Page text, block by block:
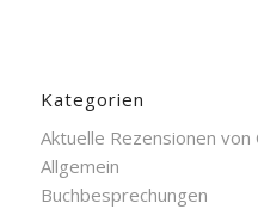
Kategorien
Aktuelle Rezensionen von
Allgemein
Buchbesprechungen